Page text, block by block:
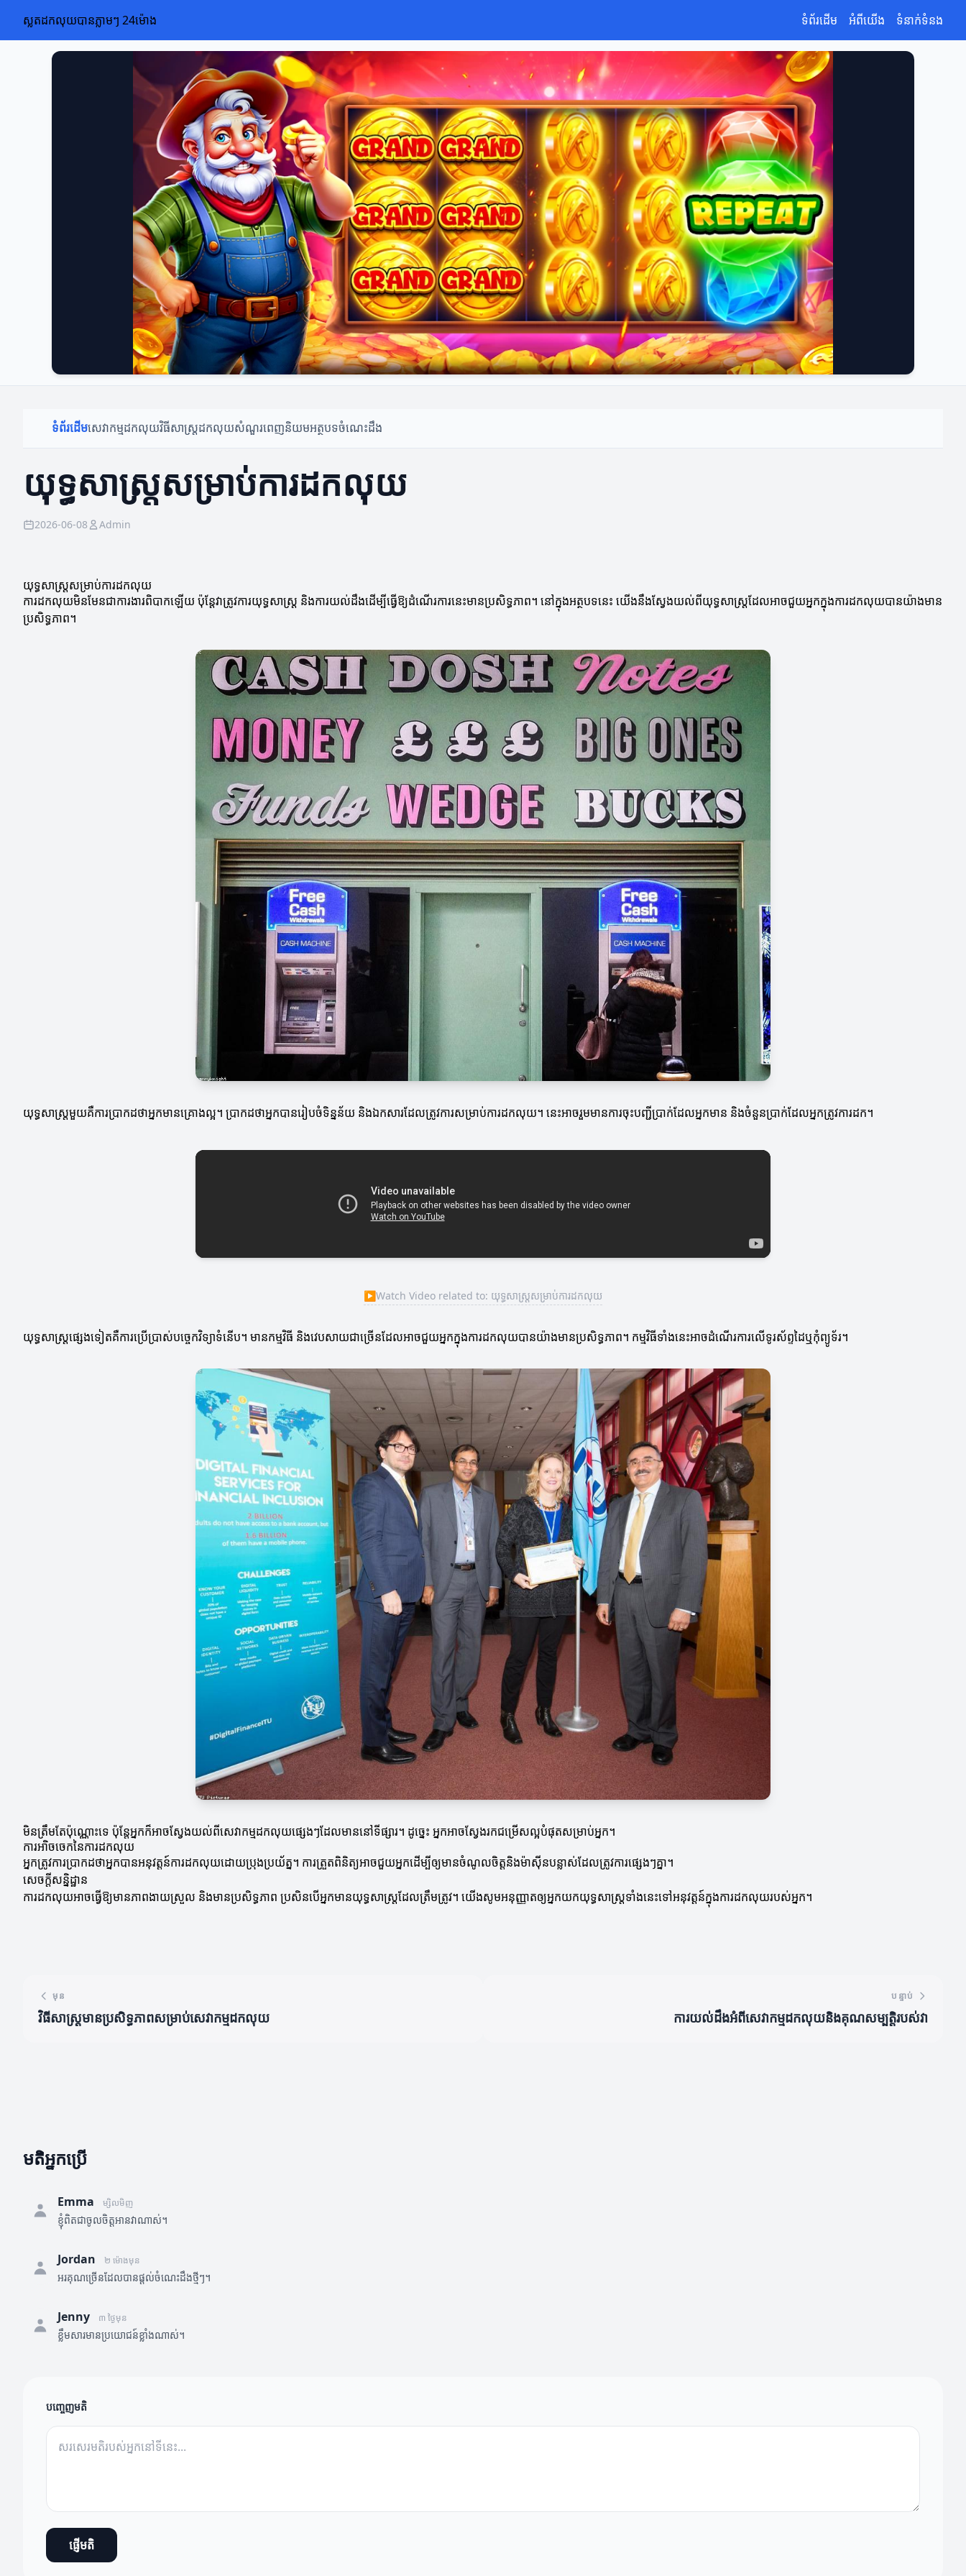
ស្លតដកលុយបានភ្លាមៗ 24ម៉ោង ទំព័រដើម អំពីយើង ទំនាក់ទំនង
ទំព័រដើមសេវាកម្មដកលុយវិធីសាស្ត្រដកលុយសំណួរពេញនិយមអត្ថបទចំណេះដឹង
យុទ្ធសាស្ត្រសម្រាប់ការដកលុយ
2026-06-08 Admin
យុទ្ធសាស្ត្រសម្រាប់ការដកលុយ
ការដកលុយមិនមែនជាការងារពិបាកឡើយ ប៉ុន្តែវាត្រូវការយុទ្ធសាស្ត្រ និងការយល់ដឹងដើម្បីធ្វើឱ្យដំណើរការនេះមានប្រសិទ្ធភាព។ នៅក្នុងអត្ថបទនេះ យើងនឹងស្វែងយល់ពីយុទ្ធសាស្ត្រដែលអាចជួយអ្នកក្នុងការដកលុយបានយ៉ាងមាន
ប្រសិទ្ធភាព។
យុទ្ធសាស្ត្រ​មួយគឺការប្រាកដថាអ្នកមានគ្រោងល្អ។ ប្រាកដថាអ្នកបានរៀបចំទិន្នន័យ និងឯកសារ​ដែលត្រូវការសម្រាប់ការដកលុយ។ នេះអាចរួមមានការចុះបញ្ជីប្រាក់ដែលអ្នកមាន និងចំនួនប្រាក់ដែលអ្នកត្រូវការដក។
▶Watch Video related to: យុទ្ធសាស្ត្រសម្រាប់ការដកលុយ
យុទ្ធសាស្ត្រផ្សេងទៀតគឺការប្រើប្រាស់បច្ចេកវិទ្យាទំនើប។ មានកម្មវិធី និងវេបសាយជាច្រើន​ដែលអាចជួយអ្នកក្នុងការដកលុយបានយ៉ាងមានប្រសិទ្ធភាព។ កម្មវិធីទាំងនេះអាចដំណើរការលើទូរស័ព្ទដៃឬកុំព្យូទ័រ។
មិនត្រឹមតែប៉ុណ្ណោះទេ ប៉ុន្តែអ្នកក៏អាចស្វែងយល់ពីសេវាកម្មដកលុយផ្សេងៗដែលមាននៅទីផ្សារ។ ដូច្នេះ អ្នកអាចស្វែងរកជម្រើសល្អបំផុតសម្រាប់អ្នក។
ការឤិចចេកនៃការដកលុយ
អ្នកត្រូវការប្រាកដថាអ្នកបានអនុវត្តន៍ការដកលុយដោយប្រុងប្រយ័ត្ន។ ការត្រួតពិនិត្យអាចជួយអ្នកដើម្បីឲ្យមានចំណូលចិត្តនិងម៉ាស៊ីនបន្លាស់ដែលត្រូវការផ្សេងៗគ្នា។
សេចក្តីសន្និដ្ឋាន
ការដកលុយអាចធ្វើឱ្យមានភាពងាយស្រួល និងមានប្រសិទ្ធភាព ប្រសិនបើអ្នកមានយុទ្ធសាស្ត្រដែលត្រឹមត្រូវ។ យើងសូមអនុញ្ញាតឲ្យអ្នកយកយុទ្ធសាស្ត្រទាំងនេះទៅអនុវត្តន៍ក្នុងការដកលុយរបស់អ្នក។
មុន
វិធីសាស្រ្តមានប្រសិទ្ធភាពសម្រាប់សេវាកម្មដកលុយ
បន្ទាប់
ការយល់ដឹងអំពីសេវាកម្មដកលុយនិងគុណសម្បត្តិរបស់វា
មតិអ្នកប្រើ
Emma ម្សិលមិញ
ខ្ញុំពិតជាចូលចិត្តអានវាណាស់។
Jordan ២ ម៉ោងមុន
អរគុណច្រើនដែលបានផ្តល់ចំណេះដឹងថ្មីៗ។
Jenny ៣ ថ្ងៃមុន
ខ្លឹមសារមានប្រយោជន៍ខ្លាំងណាស់។
បញ្ចេញមតិ
ផ្ញើមតិ